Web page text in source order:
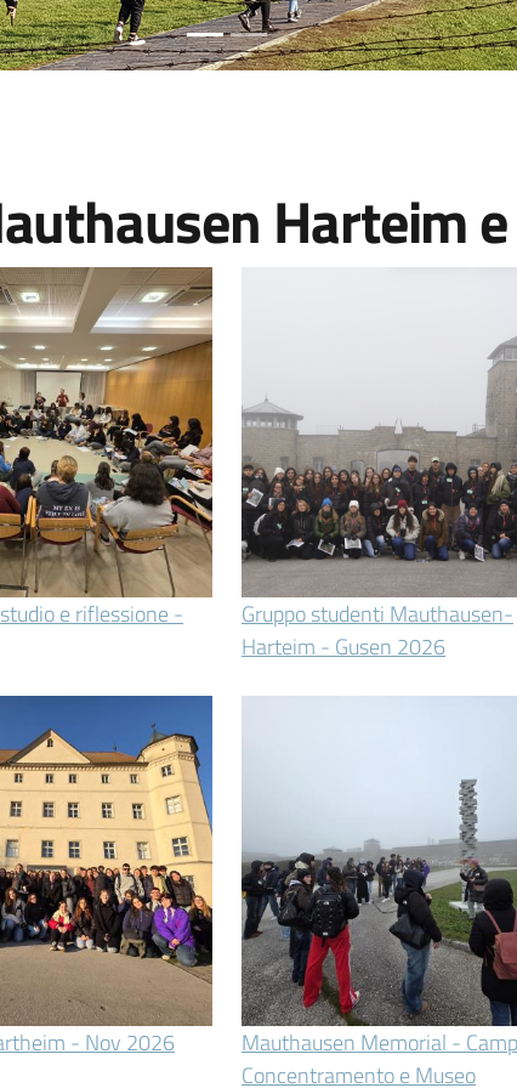
Harteim e
e riflessione -
Gruppo studenti Mauthausen-
Harteim - Gusen 2026
- Nov 2026
Mauthausen Memorial -
Concentramento e Museo